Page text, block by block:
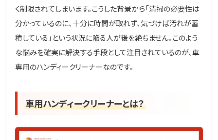
く制限されてしまいます。こうした背景から「清掃の必要性は
分かっているのに、十分に時間が取れず、気づけば汚れが蓄
積している」という状況に陥る人が後を絶ちません。このよう
な悩みを確実に解決する手段として注目されているのが、車
専用のハンディークリーナーなのです。
車用ハンディークリーナーとは？